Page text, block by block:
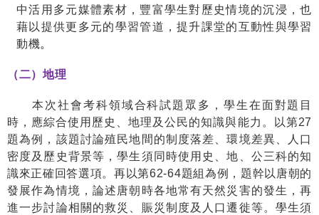
中活用多元媒體素材，豐富學生對歷史情境的沉浸，也
藉以 提供更多元的學習管道，提升課堂的互動性與學習
動機。
（二）地理
本次社會考科領域合科試題眾多，學生在面對題目
時，應綜合使用歷史、地理及公民的知識與能力。以第27
題為例，該題討論殖民地間的制度落差、環境差異、人口
密度及歷史背景等，學生須同時使用史、地、公三科的知
識來正確回答選項。再以第62-64題組為例，題幹以唐朝的
發展作為情境，論述唐朝時各地常有天然災害的發生，再
進一步討論相關的救災、賑災制度及人口遷徙等。學生須